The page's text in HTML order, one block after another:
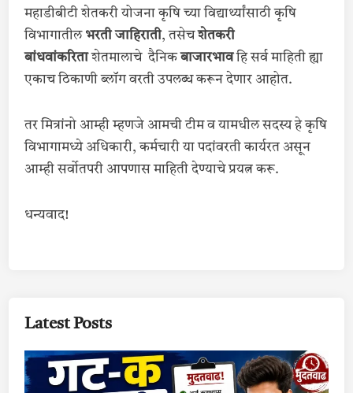
महाडीबीटी शेतकरी योजना कृषि च्या विद्यार्थ्यांसाठी कृषि
विभागातील भरती जाहिराती, तसेचशेतकरी
बांधवांकरिताशेतमालाचे दैनिकबाजारभावहि सर्व माहिती ह्या
एकाच ठिकाणी ब्लॉग वरती उपलब्ध करून देणार आहोत.
तर मित्रांनो आम्ही म्हणजे आमची टीम व यामधील सदस्य हे कृषि
विभागामध्ये अधिकारी, कर्मचारी या पदांवरती कार्यरत असून
आम्ही सर्वोतपरी आपणास माहिती देण्याचे प्रयत्न करू.
धन्यवाद!
Latest Posts